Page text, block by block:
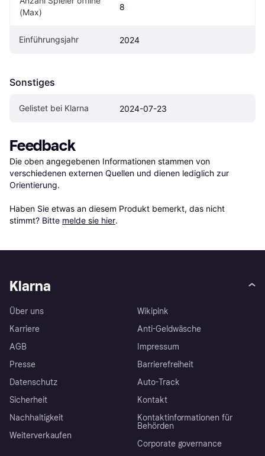
(Max)
8
Einführungsjahr 2024
Sonstiges
Gelistet bei Klarna 2024-07-23
Feedback
Die oben angegebenen Informationen stammen von
verschiedenen externen Quellen und dienen lediglich zur
Orientierung.
Haben Sie etwas an diesem Produkt bemerkt, das nicht
stimmt? Bitte melde sie hier.
Klarna
Über uns
Karriere
AGB
Presse
Datenschutz
Sicherheit
Nachhaltigkeit
Weiterverkaufen
Wikipink
Anti-Geldwäsche
Impressum
Barrierefreiheit
Auto-Track
Kontakt
Kontaktinformationen für
Behörden
Corporate governance